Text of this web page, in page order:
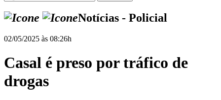
Notícias - Policial
02/05/2025 às 08:26h
Casal é preso por tráfico de
drogas